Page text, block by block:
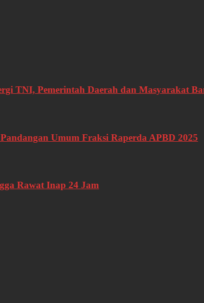
TNI, Pemerintah Daerah dan Masyarakat
Umum Fraksi Raperda APBD 2025
Rawat Inap 24 Jam